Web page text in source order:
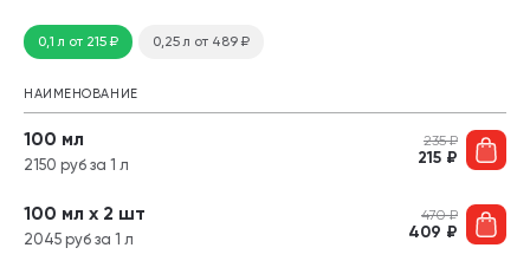
0,1 л от 215₽ 0,25 л от 489 ₽
НАИМЕНОВАНИЕ
100 мл
2150 руб за 1 л
235₽
215 ₽
100 мл х 2 шт
2045 руб за 1 л
470₽
409 ₽